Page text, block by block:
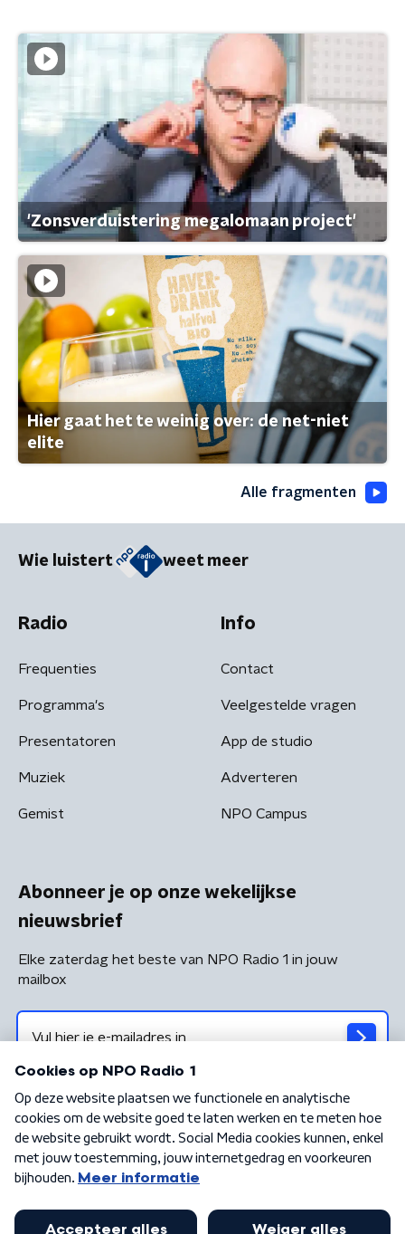
'Zonsverduistering megalomaan project'
Hier gaat het te weinig over: de net-niet
elite
Alle fragmenten
Wie luistert weet meer
Radio
Frequenties
Programma's
Presentatoren
Muziek
Gemist
Info
Contact
Veelgestelde vragen
App de studio
Adverteren
NPO Campus
Abonneer je op onze wekelijkse
nieuwsbrief
Elke zaterdag het beste van NPO Radio 1 in jouw
mailbox
Algemene voorwaarden Privacybeleid